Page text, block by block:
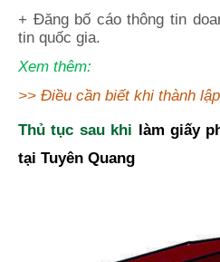
+ Đăng bố cáo thông tin
tin quốc gia.
Xem thêm:
>> Điều cần biết khi thành
Thủ tục sau khi làm giấy
tại Tuyên Quang